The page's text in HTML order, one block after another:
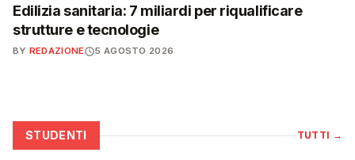
Edilizia sanitaria: 7 miliardi per riqualificare
strutture e tecnologie
BY REDAZIONE 5 AGOSTO 2026
STUDENTI TUTTI →